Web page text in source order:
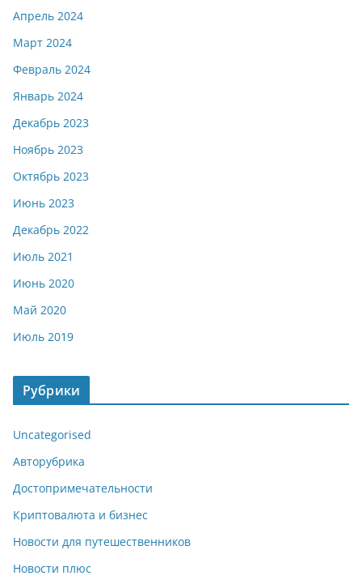
Апрель 2024
Март 2024
Февраль 2024
Январь 2024
Декабрь 2023
Ноябрь 2023
Октябрь 2023
Июнь 2023
Декабрь 2022
Июль 2021
Июнь 2020
Май 2020
Июль 2019
Рубрики
Uncategorised
Авторубрика
Достопримечательности
Криптовалюта и бизнес
Новости для путешественников
Новости плюс